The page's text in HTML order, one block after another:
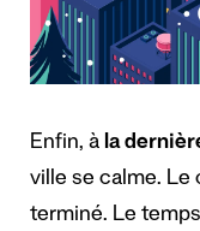
Enfin, à la
ville se calme. Le
terminé. Le